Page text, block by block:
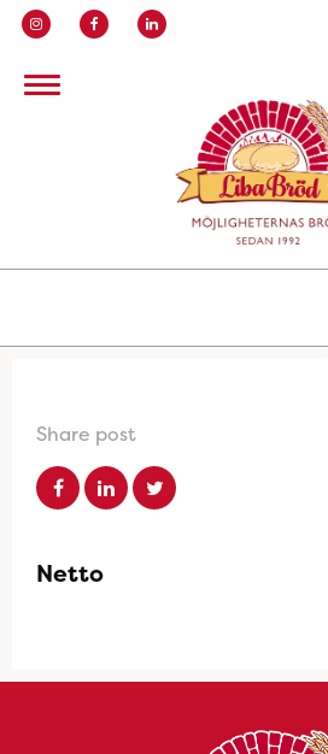
Share post
Netto